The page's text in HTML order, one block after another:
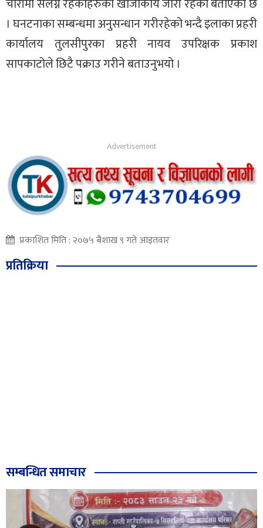
। घनटनाका सम्बन्धमा अनुसन्धान गरीरहेको भन्दै इलाका प्रहरी
कार्यालय तुलसीपुरका प्रहरी नायव उपरिक्षक प्रकाश
सापकाटोले छिटै पक्राउ गरीने बताउनुभयो ।
प्रकाशित मिति : २०७५ बैशाख ९ गते आइतवार
प्रतिक्रिया
सम्बन्धित समाचार